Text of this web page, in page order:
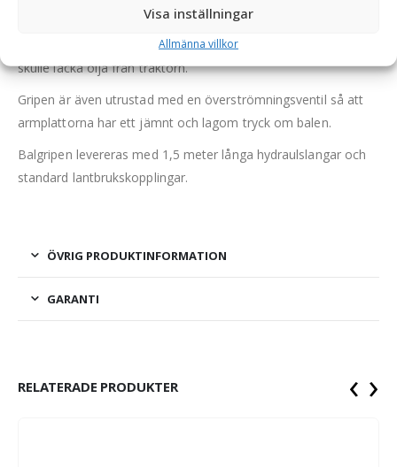
Visa inställningar
Allmänna villkor
Bala Agris balgrip är utrustad med backventil så att armarna
alltid får ett fast grepp om balen även om det exempelvis
skulle läcka olja från traktorn.
Gripen är även utrustad med en överströmningsventil så att
armplattorna har ett jämnt och lagom tryck om balen.
Balgripen levereras med 1,5 meter långa hydraulslangar och
standard lantbrukskopplingar.
ÖVRIG PRODUKTINFORMATION
GARANTI
RELATERADE PRODUKTER ‹ ›